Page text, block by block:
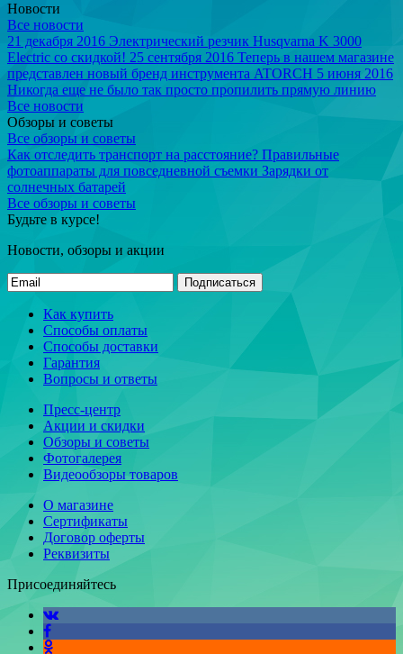
Новости
Все новости
21 декабря 2016 Электрический резчик Husqvarna K 3000
Electric со скидкой! 25 сентября 2016 Теперь в нашем магазине
представлен новый бренд инструмента ATORCH 5 июня 2016
Никогда еще не было так просто пропилить прямую линию
Все новости
Обзоры и советы
Все обзоры и советы
Как отследить транспорт на расстояние? Правильные
фотоаппараты для повседневной съемки Зарядки от
солнечных батарей
Все обзоры и советы
Будьте в курсе!
Новости, обзоры и акции
Подписаться
Как купить
Способы оплаты
Способы доставки
Гарантия
Вопросы и ответы
Пресс-центр
Акции и скидки
Обзоры и советы
Фотогалерея
Видеообзоры товаров
О магазине
Сертификаты
Договор оферты
Реквизиты
Присоединяйтесь